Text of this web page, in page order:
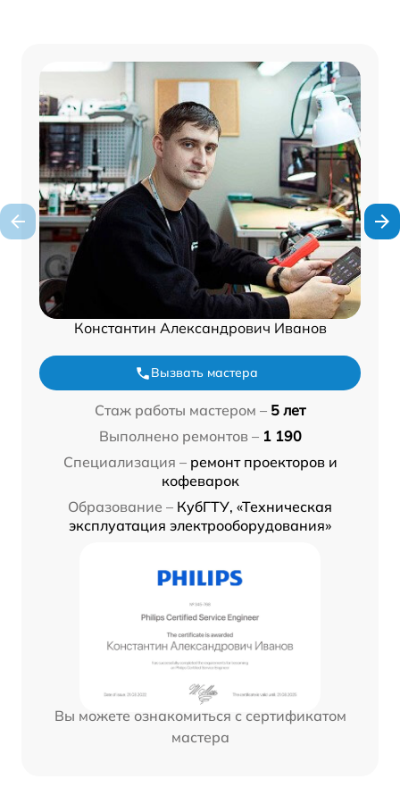
Константин Александрович Иванов
Вызвать мастера
Стаж работы мастером – 5 лет
Выполнено ремонтов – 1 190
Специализация – ремонт проекторов и
кофеварок
Образование – КубГТУ, «Техническая
эксплуатация электрооборудования»
Вы можете ознакомиться с сертификатом
мастера